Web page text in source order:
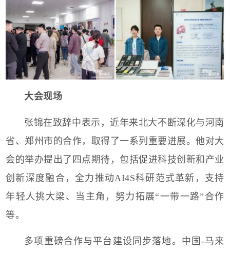
大会现场
张锦在致辞中表示，近年来北大不断深化与河南
省、郑州市的合作，取得了一系列重要进展。他对大
会的举办提出了四点期待，包括促进科技创新和产业
创新深度融合，全力推动AI4S科研范式革新，支持
年轻人挑大梁、当主角，努力拓展“一带一路”合作
等。
多项重磅合作与平台建设同步落地。中国-马来